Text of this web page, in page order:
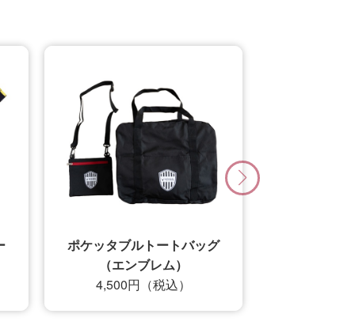
26/27_【レプリカ】ユニフ
ォーム（1st）
22,000円（税込）